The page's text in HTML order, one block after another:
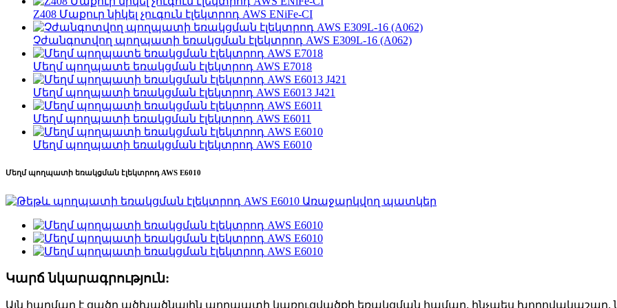
Z408 Մաքուր նիկել չուգուն էլեկտրոդ AWS ENiFe-CI
Չժանգոտվող պողպատի եռակցման էլեկտրոդ AWS E309L-16 (A062)
Մեղմ պողպատե եռակցման էլեկտրոդ AWS E7018
Մեղմ պողպատի եռակցման էլեկտրոդ AWS E6013 J421
Մեղմ պողպատի եռակցման էլեկտրոդ AWS E6011
Մեղմ պողպատի եռակցման էլեկտրոդ AWS E6010
Մեղմ պողպատի եռակցման էլեկտրոդ AWS E6010
Կարճ նկարագրություն:
Այն հարմար է ցածր ածխածնային պողպատի կառուցվածքի եռակցման համար, ինչպես խողովակաշար,